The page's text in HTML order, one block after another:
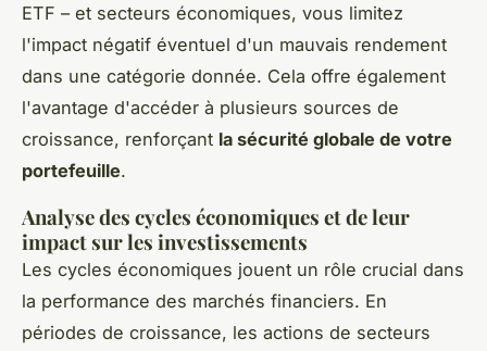
ETF – et secteurs économiques, vous limitez
l'impact négatif éventuel d'un mauvais rendement
dans une catégorie donnée. Cela offre également
l'avantage d'accéder à plusieurs sources de
croissance, renforçant la sécurité globale de votre
portefeuille.
Analyse des cycles économiques et de leur
impact sur les investissements
Les cycles économiques jouent un rôle crucial dans
la performance des marchés financiers. En
périodes de croissance, les actions de secteurs